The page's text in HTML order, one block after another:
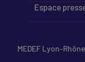
Espace
MEDEF Lyon-